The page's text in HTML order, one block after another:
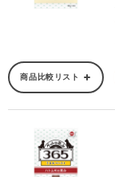
商品比較リスト